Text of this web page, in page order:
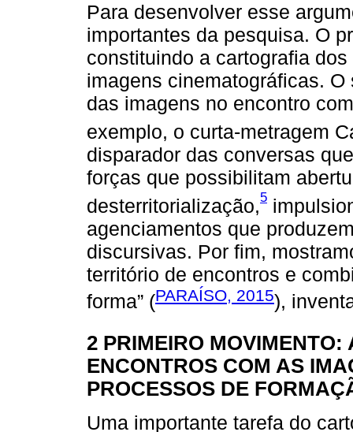
Para desenvolver esse
importantes da pesquisa. O
constituindo a cartografia
imagens cinematográficas.
das imagens no encontro
exemplo, o curta-metragem
disparador das conversas
forças que possibilitam
desterritorialização,5
agenciamentos que
discursivas. Por fim,
território de encontros e
forma” (PARAÍSO, 2015),
2 PRIMEIRO
ENCONTROS COM AS
PROCESSOS DE
Uma importante tarefa do